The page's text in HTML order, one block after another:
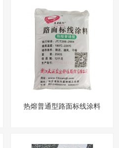
热熔普通型路面标线涂料